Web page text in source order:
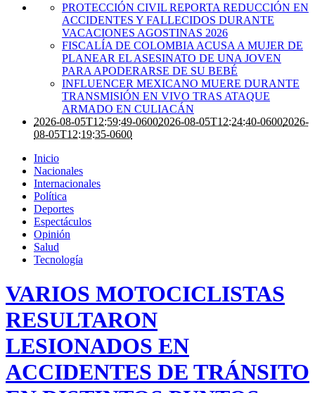
PROTECCIÓN CIVIL REPORTA REDUCCIÓN EN
ACCIDENTES Y FALLECIDOS DURANTE
VACACIONES AGOSTINAS 2026
FISCALÍA DE COLOMBIA ACUSA A MUJER DE
PLANEAR EL ASESINATO DE UNA JOVEN
PARA APODERARSE DE SU BEBÉ
INFLUENCER MEXICANO MUERE DURANTE
TRANSMISIÓN EN VIVO TRAS ATAQUE
ARMADO EN CULIACÁN
2026-08-05T12:59:49-06002026-08-05T12:24:40-06002026-
08-05T12:19:35-0600
Inicio
Nacionales
Internacionales
Política
Deportes
Espectáculos
Opinión
Salud
Tecnología
VARIOS MOTOCICLISTAS
RESULTARON
LESIONADOS EN
ACCIDENTES DE TRÁNSITO